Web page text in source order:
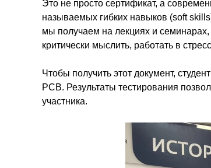
Это не просто сертификат, а
называемых гибких навыков (soft
мы получаем на лекциях и
критически мыслить, работать в
Чтобы получить этот документ,
РСВ. Результаты тестирования
участника.